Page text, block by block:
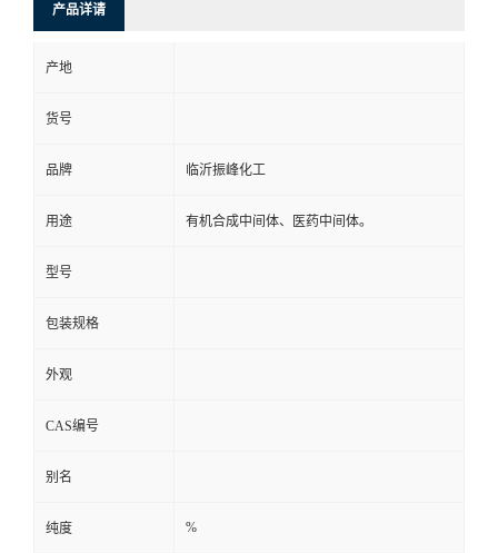
产品详请
产地
货号
品牌 临沂振峰化工
用途 有机合成中间体、医药中间体。
型号
包装规格
外观
CAS编号
别名
纯度 %